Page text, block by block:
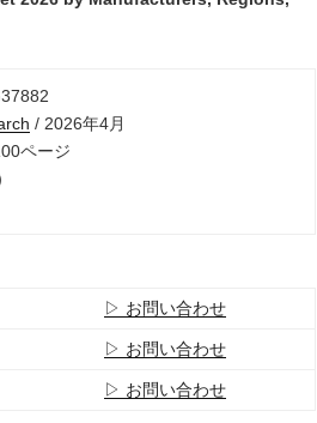
/ 2026年4月
ページ
▷ お問い合わせ
▷ お問い合わせ
▷ お問い合わせ